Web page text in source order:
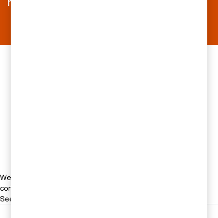
We help you meet tomorrow’s tech demands
compete at a speed that rewrites the rules
See how